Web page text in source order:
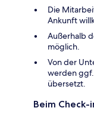
Die
Ankunft
Außerhalb
möglich.
Von der
werden
übersetzt.
Beim